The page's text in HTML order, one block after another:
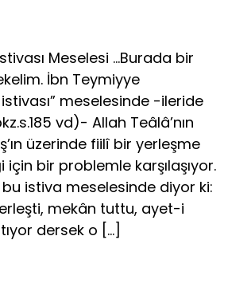
Meselesi …Burada bir
İbn Teymiyye
istivası” meselesinde -ileride
vd)- Allah Teâlâ’nın
üzerinde fiilî bir yerleşme
bir problemle karşılaşıyor.
istiva meselesinde diyor ki:
mekân tuttu, ayet-i
dersek o […]